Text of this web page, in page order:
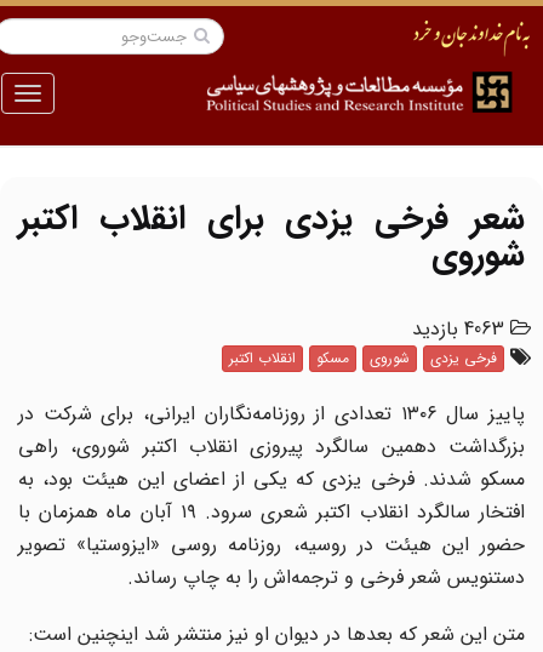
منو
شعر فرخی یزدی برای انقلاب اکتبر
شوروی
4063 بازدید
فرخی یزدی شوروی مسکو انقلاب اکتبر
پاییز سال ۱۳۰۶ تعدادی از روزنامه‌نگاران ایرانی، برای شرکت در
بزرگداشت دهمین سالگرد پیروزی انقلاب اکتبر شوروی، راهی
مسکو شدند. فرخی یزدی که یکی از اعضای این هیئت بود، به
افتخار سالگرد انقلاب اکتبر شعری سرود. ۱۹ آبان ماه همزمان با
حضور این هیئت در روسیه، روزنامه روسی «ایزوستیا» تصویر
دستنویس شعر فرخی و ترجمه‌اش را به چاپ رساند.
متن این شعر که بعدها در دیوان او نیز منتشر شد اینچنین است: